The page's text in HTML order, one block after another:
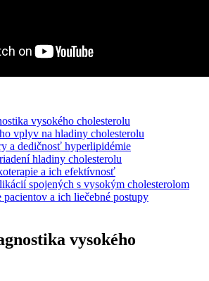
vysokého cholesterolu
vplyv na hladiny cholesterolu
a dedičnosť hyperlipidémie
hladiny cholesterolu
a ich efektívnosť
spojených s vysokým cholesterolom
pacientov a ich liečebné postupy
vysokého